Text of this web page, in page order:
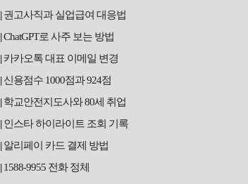
권고사직과 실업급여 대응법
ChatGPT로 사주 보는 방법
카카오톡 대표 이메일 변경
신용점수 1000점과 924점
학교안전지도사와 80세 취업
인스타 하이라이트 조회 기록
알리페이 카드 결제 방법
1588-9955 전화 정체